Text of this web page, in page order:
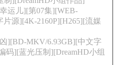
运儿][第07集][WEB-
源][4K-2160P][H265][流媒
][BD-MKV/6.93GB][中文字
码][蓝光压制][DreamHD小组